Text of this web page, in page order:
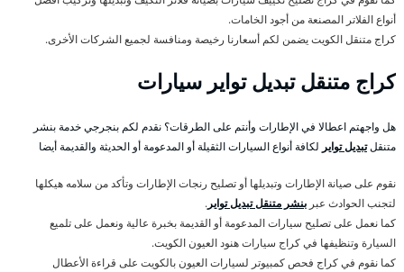
أنواع الفلاتر المصنعة من أجود الخامات.
كراج متنقل الكويت يضمن لكم أسعارنا رخيصة ومنافسة لجميع الشركات الأخرى.
كراج متنقل تبديل تواير سيارات
هل واجهتم اعطالا في الإطارات وأنتم على الطرقات؟ نقدم لكم بنجرجي خدمة بنشر
متنقلتبديل تواير لكافة أنواع السيارات الثقيلة أو المدعومة أو الحديثة والقديمة أيضا
نقوم على صيانة الإطارات وتبديلها أو تصليح رنجات الإطارات وتأكد من سلامه هيكلها
لتجنب الحوادث عبر بنشر متنقل تبديل تواير.
كما نعمل على تصليح سيارات المدعومة أو القديمة بخبرة عالية ونعمل على تلميع
السيارة وتنظيفها في كراج سيارات هنود العيون الكويت.
كما نقوم في كراج فحص كمبيوتر لسيارات العيون بالكويت على قراءة الأعطال